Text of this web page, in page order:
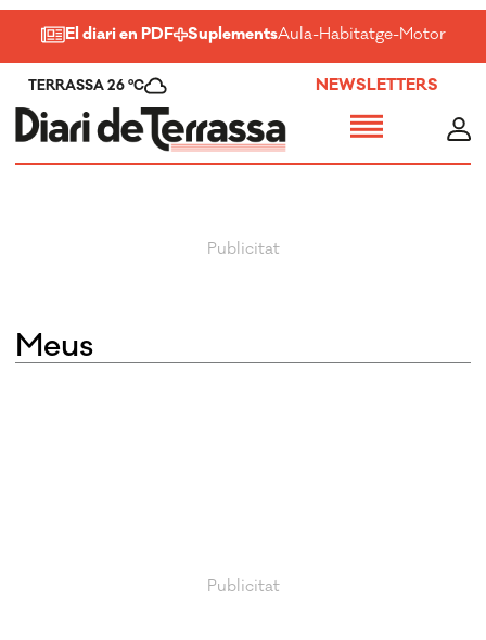
El diari en PDF SuplementsAula-Habitatge-Motor-
TERRASSA 26 ºC NEWSLETTERS
Meus